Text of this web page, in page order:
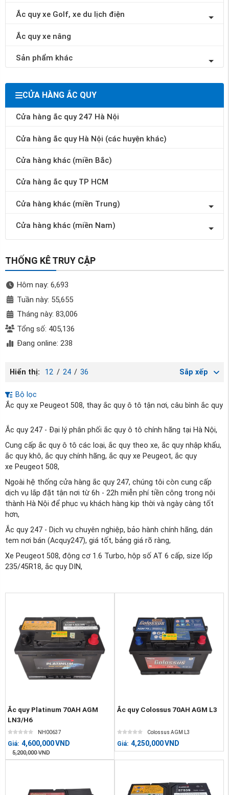
Ắc quy xe Golf, xe du lịch điện
Ắc quy xe nâng
Sản phẩm khác
CỬA HÀNG ẮC QUY
Cửa hàng ắc quy 247 Hà Nội
Cửa hàng ắc quy Hà Nội (các huyện khác)
Cửa hàng khác (miền Bắc)
Cửa hàng ắc quy TP HCM
Cửa hàng khác (miền Trung)
Cửa hàng khác (miền Nam)
THỐNG KÊ TRUY CẬP
Hôm nay: 6,693
Tuần này: 55,655
Tháng này: 83,006
Tổng số: 405,136
Đang online: 238
Hiển thị: 12 / 24 / 36 Sắp xếp
Bộ lọc
Ắc quy xe Peugeot 508, thay ắc quy ô tô tận nơi, câu bình ắc quy
Ắc quy 247 - Đại lý phân phối ắc quy ô tô chính hãng tại Hà Nội,
Cung cấp ắc quy ô tô các loại, ắc quy theo xe, ắc quy nhập khẩu,
ắc quy khô, ắc quy chính hãng, ắc quy xe Peugeot, ắc quy
xe Peugeot 508,
Ngoài hệ thống cửa hàng ắc quy 247, chúng tôi còn cung cấp
dịch vụ lắp đặt tận nơi từ 6h - 22h miễn phí tiền công trong nội
thành Hà Nội để phục vụ khách hàng kịp thời và ngày càng tốt
hơn,
Ắc quy 247 - Dịch vụ chuyên nghiệp, bảo hành chính hãng, dán
tem nơi bán (Acquy247), giá tốt, bảng giá rõ ràng,
Xe Peugeot 508, động cơ 1.6 Turbo, hộp số AT 6 cấp, size lốp
235/45R18, ắc quy DIN,
Ắc quy Platinum 70AH AGM
LN3/H6
NH00637
Giá: 4,600,000VND
5,200,000 VND
Ắc quy Colossus 70AH AGM L3
Colossus AGM L3
Giá: 4,250,000VND